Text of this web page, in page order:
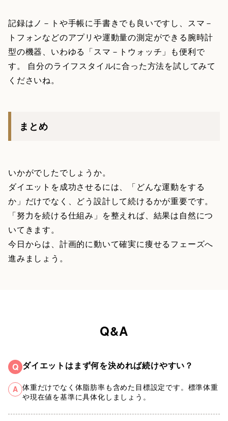
記録はノ－トや手帳に手書きでも良いですし、スマ－
トフォンなどのアプリや運動量の測定ができる腕時計
型の機器、いわゆる「スマ－トウォッチ」も便利で
す。 自分のライフスタイルに合った方法を試してみて
くださいね。
まとめ
いかがでしたでしょうか。
ダイエットを成功させるには、「どんな運動をする
か」だけでなく、どう設計して続けるかが重要です。
「努力を続ける仕組み」を整えれば、結果は自然につ
いてきます。
今日からは、計画的に動いて確実に痩せるフェーズへ
進みましょう。
Q&A
Q ダイエットはまず何を決めれば続けやすい？
A 体重だけでなく体脂肪率も含めた目標設定です。標準体重
や現在値を基準に具体化しましょう。